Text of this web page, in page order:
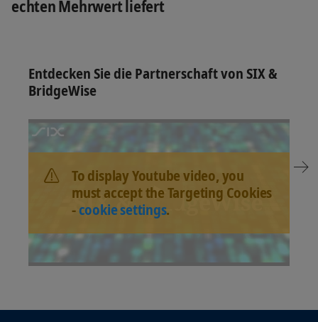
echten Mehrwert liefert
Entdecken Sie die Partnerschaft von SIX &
BridgeWise
To display Youtube video, you
must accept the Targeting Cookies
-cookie settings.